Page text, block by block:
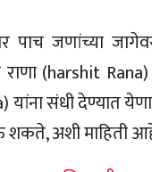
पाच जणांच्या
राणा (harshit
यांना संधी देण्यात
शकते, अशी माहिती